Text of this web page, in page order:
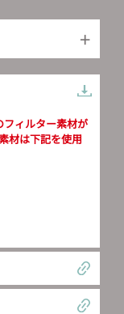
ィルター素材が
材は下記を使用